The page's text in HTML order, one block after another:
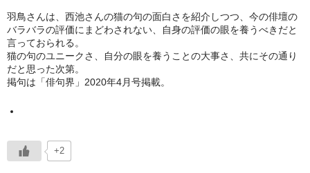
羽鳥さんは、西池さんの猫の句の面白さを紹介しつつ、今の俳壇の
バラバラの評価にまどわされない、自身の評価の眼を養うべきだと
言っておられる。
猫の句のユニークさ、自分の眼を養うことの大事さ、共にその通り
だと思った次第。
掲句は「俳句界」2020年4月号掲載。
+2